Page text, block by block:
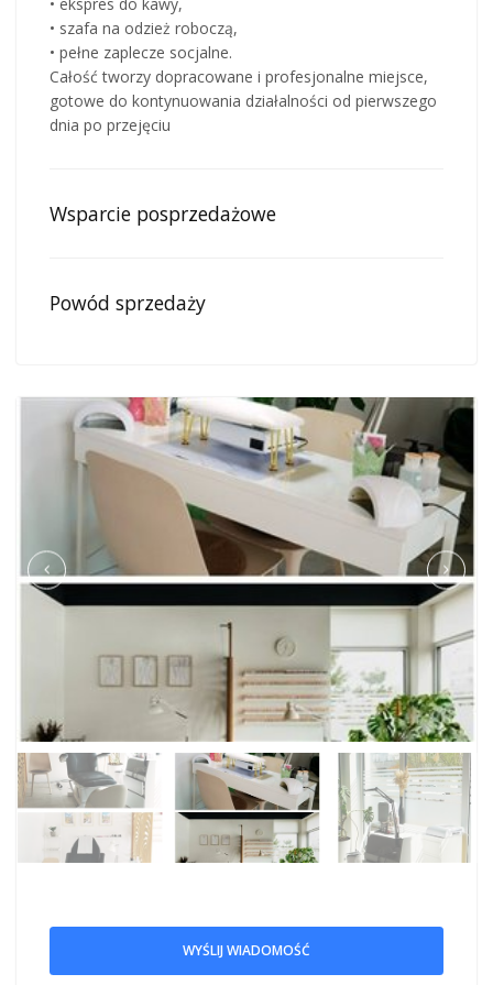
• szafa na odzież roboczą,
• pełne zaplecze socjalne.
Całość tworzy dopracowane i profesjonalne miejsce,
gotowe do kontynuowania działalności od pierwszego
dnia po przejęciu
Wsparcie posprzedażowe
Powód sprzedaży
WYŚLIJ WIADOMOŚĆ